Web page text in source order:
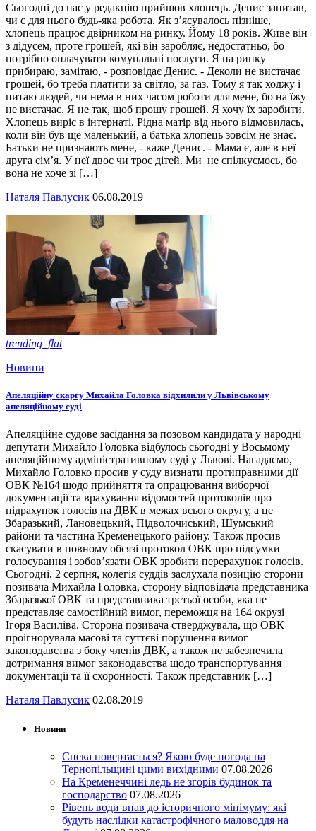
Сьогодні до нас у редакцію прийшов хлопець. Денис запитав,
чи є для нього будь-яка робота. Як з’ясувалось пізніше,
хлопець працює двірником на ринку. Йому 18 років. Живе він
з дідусем, проте грошей, які він заробляє, недостатньо, бо
потрібно оплачувати комунальні послуги. Я на ринку
прибираю, замітаю, - розповідає Денис. - Деколи не вистачає
грошей, бо треба платити за світло, за газ. Тому я так ходжу і
питаю людей, чи нема в них часом роботи для мене, бо на їжу
не вистачає. Я не так, щоб прошу грошей. Я хочу їх заробити.
Хлопець виріс в інтернаті. Рідна матір від нього відмовилась,
коли він був ще маленький, а батька хлопець зовсім не знає.
Батьки не признають мене, - каже Денис. - Мама є, але в неї
друга сім’я. У неї двоє чи троє дітей. Ми не спілкуємось, бо
вона не хоче зі […]
Наталя Павлусик 06.08.2019
trending_flat
Новини
Апеляційну скаргу Михайла Головка відхилили у Львівському
апеляційному суді
Апеляційне судове засідання за позовом кандидата у народні
депутати Михайло Головка відбулось сьогодні у Восьмому
апеляційному адміністративному суді у Львові. Нагадаємо,
Михайло Головко просив у суду визнати протиправними дії
ОВК №164 щодо прийняття та опрацювання виборчої
документації та врахування відомостей протоколів про
підрахунок голосів на ДВК в межах всього округу, а це
Збаразький, Лановецький, Підволочиський, Шумський
райони та частина Кременецького району. Також просив
скасувати в повному обсязі протокол ОВК про підсумки
голосування і зобов’язати ОВК зробити перерахунок голосів.
Сьогодні, 2 серпня, колегія суддів заслухала позицію сторони
позивача Михайла Головка, сторону відповідача представника
Збаразької ОВК та представника третьої особи, яка не
представляє самостійний вимог, переможця на 164 окрузі
Ігоря Василіва. Сторона позивача стверджувала, що ОВК
проігнорувала масові та суттєві порушення вимог
законодавства з боку членів ДВК, а також не забезпечила
дотримання вимог законодавства щодо транспортування
документації та її схоронності. Також представник […]
Наталя Павлусик 02.08.2019
Новини
Спека повертається? Якою буде погода на
Тернопільщині цими вихідними 07.08.2026
На Кременеччині ледь не згорів будинок та
господарство 07.08.2026
Рівень води впав до історичного мінімуму: які
будуть наслідки катастрофічного маловоддя на